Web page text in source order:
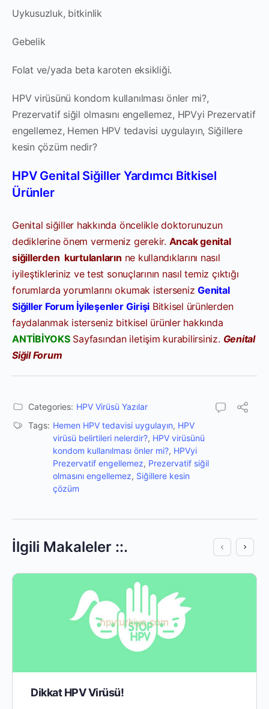
Uykusuzluk, bitkinlik
Gebelik
Folat ve/yada beta karoten eksikliği.
HPV virüsünü kondom kullanılması önler mi?,
Prezervatif siğil olmasını engellemez, HPVyi Prezervatif
engellemez, Hemen HPV tedavisi uygulayın, Siğillere
kesin çözüm nedir?
HPV Genital Siğiller Yardımcı Bitkisel
Ürünler
Genital siğiller hakkında öncelikle doktorunuzun
dediklerine önem vermeniz gerekir. Ancak genital
siğillerden kurtulanların ne kullandıklarını nasıl
iyileştikleriniz ve test sonuçlarının nasıl temiz çıktığı
forumlarda yorumlarını okumak isterseniz Genital
Siğiller Forum İyileşenler Girişi Bitkisel ürünlerden
faydalanmak isterseniz bitkisel ürünler hakkında
ANTİBİYOKS Sayfasından iletişim kurabilirsiniz. Genital
Siğil Forum
Categories: HPV Virüsü Yazılar
Tags: Hemen HPV tedavisi uygulayın, HPV
virüsü belirtileri nelerdir?, HPV virüsünü
kondom kullanılması önler mi?, HPVyi
Prezervatif engellemez, Prezervatif siğil
olmasını engellemez, Siğillere kesin
çözüm
İlgili Makaleler ::.
Dikkat HPV Virüsü!